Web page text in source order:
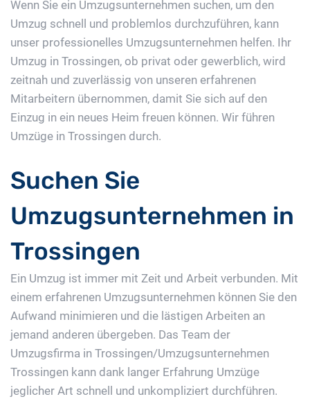
Wenn Sie ein Umzugsunternehmen suchen, um den
Umzug schnell und problemlos durchzuführen, kann
unser professionelles Umzugsunternehmen helfen. Ihr
Umzug in Trossingen, ob privat oder gewerblich, wird
zeitnah und zuverlässig von unseren erfahrenen
Mitarbeitern übernommen, damit Sie sich auf den
Einzug in ein neues Heim freuen können. Wir führen
Umzüge in Trossingen durch.
Suchen Sie
Umzugsunternehmen in
Trossingen
Ein Umzug ist immer mit Zeit und Arbeit verbunden. Mit
einem erfahrenen Umzugsunternehmen können Sie den
Aufwand minimieren und die lästigen Arbeiten an
jemand anderen übergeben. Das Team der
Umzugsfirma in Trossingen/Umzugsunternehmen
Trossingen kann dank langer Erfahrung Umzüge
jeglicher Art schnell und unkompliziert durchführen.